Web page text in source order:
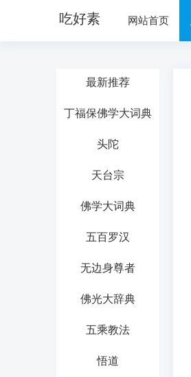
吃好素 网站首页
最新推荐
丁福保佛学大词典
头陀
天台宗
佛学大词典
五百罗汉
无边身尊者
佛光大辞典
五乘教法
悟道